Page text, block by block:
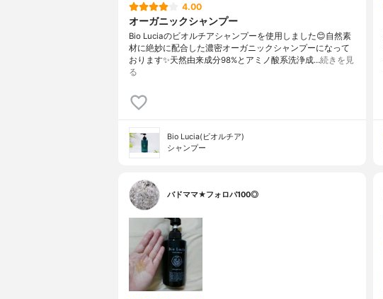
4.00
オーガニックシャンプー
Bio Luciaのビオルチアシャンプーを使用しました😊自然素
材に絶妙に配合した濃密オーガニックシャンプーになって
おります✨天然由来成分98%とアミノ酸系洗浄成…続きを見
る
Bio Lucia(ビオルチア)
シャンプー
バドママ★フォロバ100◎